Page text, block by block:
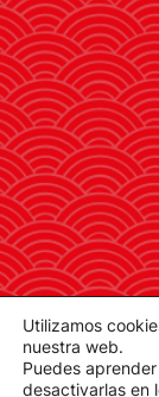
Plaza
Utilizamos
nuestra web.
Puedes
desactivarlas en